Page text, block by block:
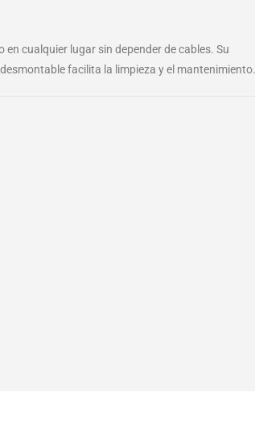
cualquier lugar sin depender de cables. Su
facilita la limpieza y el mantenimiento.